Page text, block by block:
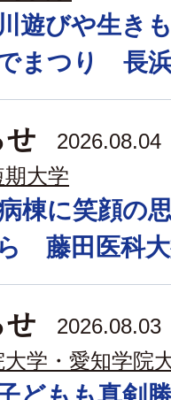
遊びや生き
まつり 長
せ
2026.08.04
大学
棟に笑顔
藤田医科
せ
2026.08.03
学・愛知学院